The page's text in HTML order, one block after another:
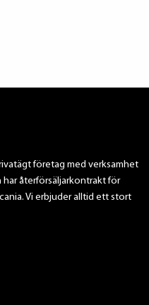
företag med verksamhet
har återförsäljarkontrakt för
Vi erbjuder alltid ett stort